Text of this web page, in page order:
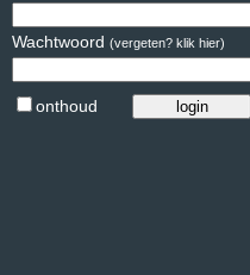
Wachtwoord (vergeten? klik hier)
onthoud